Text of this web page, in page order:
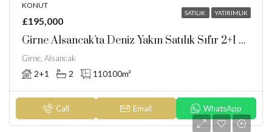
SATILIK YATIRIMLIK
KONUT
£195,000
Girne Alsancak’ta Deniz Yakın Satılık Sıfır 2+1 Bahçeli Ve Penthouse Daireler
Girne, Alsancak
2+1 2 110100m²
Call Email WhatsApp